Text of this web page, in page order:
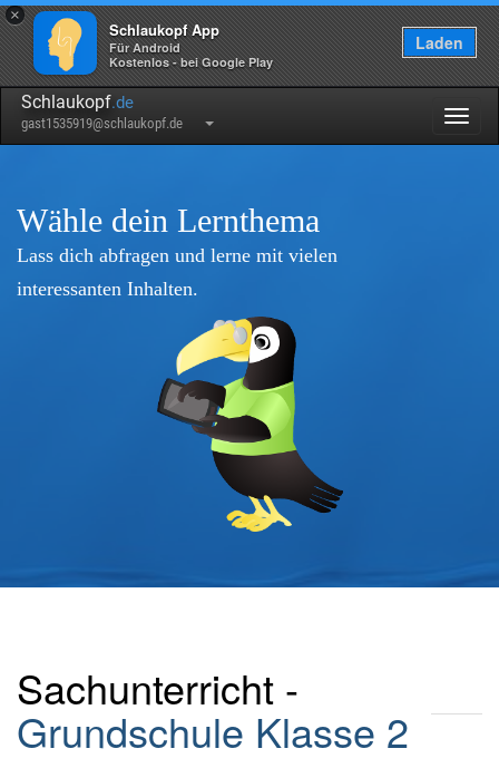
×
Schlaukopf App
Für Android
Kostenlos - bei Google Play
Laden
Schlaukopf.de
gast1535919@schlaukopf.de
Wähle dein Lernthema
Lass dich abfragen und lerne mit vielen
interessanten Inhalten.
Sachunterricht -
Grundschule Klasse 2